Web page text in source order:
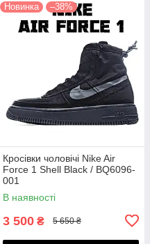
Новинка –38%
Кросівки чоловічі Nike Air
Force 1 Shell Black / BQ6096-
001
В наявності
3 500 ₴ 5 650 ₴